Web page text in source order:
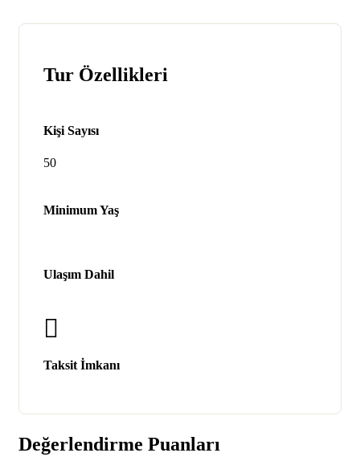
Tur Özellikleri
Kişi Sayısı
50
Minimum Yaş
Ulaşım Dahil
Taksit İmkanı
Değerlendirme Puanları